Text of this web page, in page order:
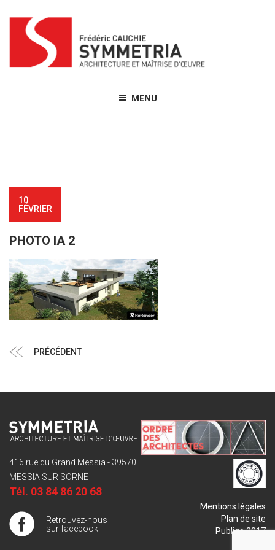
content
MENU
10
FÉVRIER
PHOTO IA 2
de
Article
PRÉCÉDENT
416 rue du Grand Messia - 39570
MESSIA SUR SORNE
Tél. 03 84 86 20 68
Retrouvez-nous
sur facebook
Mentions légales
Plan de site
Publigo 2017